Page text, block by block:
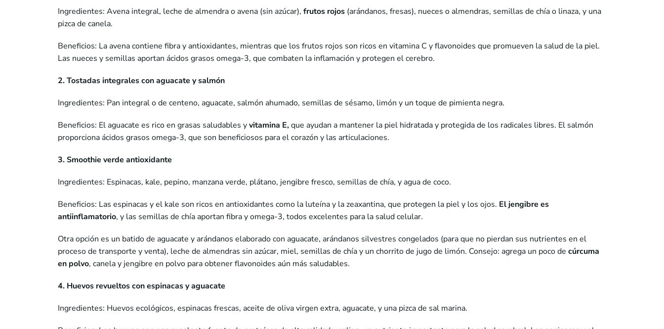
Ingredientes: Avena integral, leche de almendra o avena (sin azúcar), frutos rojos (arándanos, fresas), nueces o almendras, semillas de chía o linaza, y una
pizca de canela.
Beneficios: La avena contiene fibra y antioxidantes, mientras que los frutos rojos son ricos en vitamina C y flavonoides que promueven la salud de la piel.
Las nueces y semillas aportan ácidos grasos omega-3, que combaten la inflamación y protegen el cerebro.
2. Tostadas integrales con aguacate y salmón
Ingredientes: Pan integral o de centeno, aguacate, salmón ahumado, semillas de sésamo, limón y un toque de pimienta negra.
Beneficios: El aguacate es rico en grasas saludables yvitamina E,que ayudan a mantener la piel hidratada y protegida de los radicales libres. El salmón
proporciona ácidos grasos omega-3, que son beneficiosos para el corazón y las articulaciones.
3. Smoothie verde antioxidante
Ingredientes: Espinacas, kale, pepino, manzana verde, plátano, jengibre fresco, semillas de chía, y agua de coco.
Beneficios: Las espinacas y el kale son ricos en antioxidantes como la luteína y la zeaxantina, que protegen la piel y los ojos. El jengibre es
antiinflamatorio, y las semillas de chía aportan fibra y omega-3, todos excelentes para la salud celular.
Otra opción es un batido de aguacate y arándanos elaborado con aguacate, arándanos silvestres congelados (para que no pierdan sus nutrientes en el
proceso de transporte y venta), leche de almendras sin azúcar, miel, semillas de chía y un chorrito de jugo de limón. Consejo: agrega un poco de cúrcuma
en polvo, canela y jengibre en polvo para obtener flavonoides aún más saludables.
4. Huevos revueltos con espinacas y aguacate
Ingredientes: Huevos ecológicos, espinacas frescas, aceite de oliva virgen extra, aguacate, y una pizca de sal marina.